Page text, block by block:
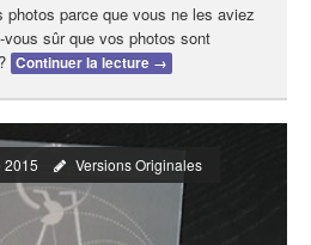
parce que vous ne les aviez
sûr que vos photos sont
Continuer la lecture →
2015 Versions Originales